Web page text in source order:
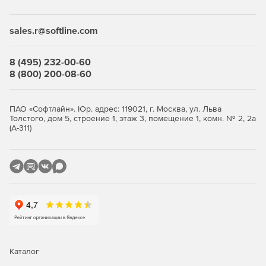
нужны, и не переплачивает за ненужные ему элементы
использовать.
Если необходимо обеспечить централизованное
управление защитой рабочих станций, требуется
лицензирование Центра управления Dr.Web Enterprise
нескольких компьютеров, до распределенных интранет-
администрирование защиты файловых серверов и
серверов приложений (включая терминальные серверы),
sales.r@softline.com
8 (495) 232-00-60
8 (800) 200-08-60
ПАО «Софтлайн». Юр. адрес: 119021, г. Москва, ул. Льва
Толстого, дом 5, строение 1, этаж 3, помещение 1, комн. № 2, 2а
(А-311)
Каталог